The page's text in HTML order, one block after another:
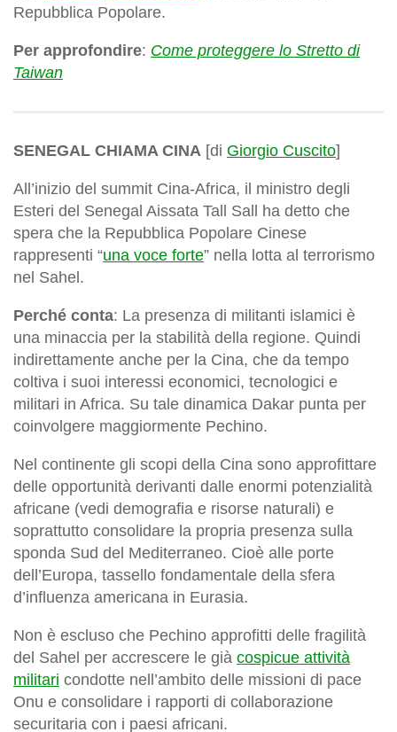
Repubblica Popolare.
Per approfondire: Come proteggere lo Stretto di
Taiwan
SENEGAL CHIAMA CINA [di Giorgio Cuscito]
All’inizio del summit Cina-Africa, il ministro degli
Esteri del Senegal Aissata Tall Sall ha detto che
spera che la Repubblica Popolare Cinese
rappresenti “una voce forte” nella lotta al terrorismo
nel Sahel.
Perché conta: La presenza di militanti islamici è
una minaccia per la stabilità della regione. Quindi
indirettamente anche per la Cina, che da tempo
coltiva i suoi interessi economici, tecnologici e
militari in Africa. Su tale dinamica Dakar punta per
coinvolgere maggiormente Pechino.
Nel continente gli scopi della Cina sono approfittare
delle opportunità derivanti dalle enormi potenzialità
africane (vedi demografia e risorse naturali) e
soprattutto consolidare la propria presenza sulla
sponda Sud del Mediterraneo. Cioè alle porte
dell’Europa, tassello fondamentale della sfera
d’influenza americana in Eurasia.
Non è escluso che Pechino approfitti delle fragilità
del Sahel per accrescere le già cospicue attività
militari condotte nell’ambito delle missioni di pace
Onu e consolidare i rapporti di collaborazione
securitaria con i paesi africani.